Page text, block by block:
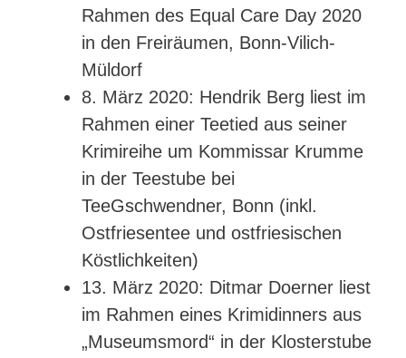
Rahmen des Equal Care Day 2020
in den Freiräumen, Bonn-Vilich-
Müldorf
8. März 2020: Hendrik Berg liest im
Rahmen einer Teetied aus seiner
Krimireihe um Kommissar Krumme
in der Teestube bei
TeeGschwendner, Bonn (inkl.
Ostfriesentee und ostfriesischen
Köstlichkeiten)
13. März 2020: Ditmar Doerner liest
im Rahmen eines Krimidinners aus
„Museumsmord“ in der Klosterstube